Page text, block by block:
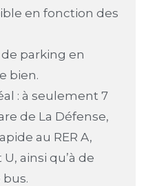
en fonction des
parking en
bien.
: à seulement 7
de La Défense,
au RER A,
ainsi qu’à de